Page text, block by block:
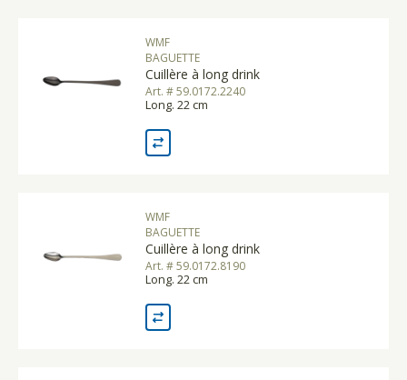
WMF
BAGUETTE
Cuillère à long drink
Art. # 59.0172.2240
Long. 22 cm
WMF
BAGUETTE
Cuillère à long drink
Art. # 59.0172.8190
Long. 22 cm